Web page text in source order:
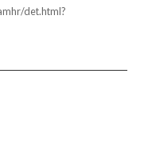
det.html?